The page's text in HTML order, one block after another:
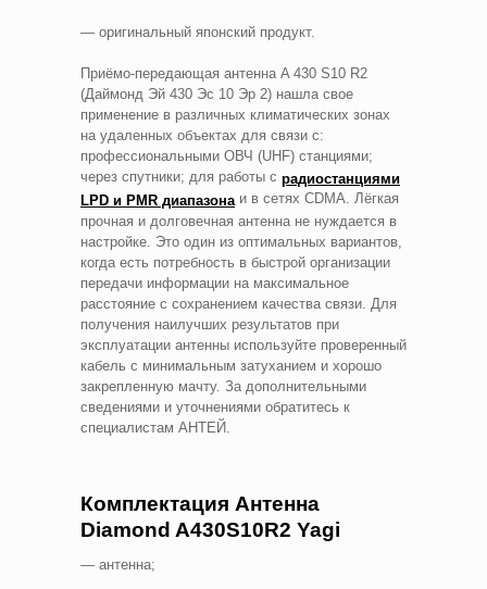
— оригинальный японский продукт.
Приёмо-передающая антенна A 430 S10 R2
(Даймонд Эй 430 Эс 10 Эр 2) нашла свое
применение в различных климатических зонах
на удаленных объектах для связи с:
профессиональными ОВЧ (UHF) станциями;
через спутники; для работы с радиостанциями
LPD и PMR диапазона и в сетях CDMA. Лёгкая
прочная и долговечная антенна не нуждается в
настройке. Это один из оптимальных вариантов,
когда есть потребность в быстрой организации
передачи информации на максимальное
расстояние с сохранением качества связи. Для
получения наилучших результатов при
эксплуатации антенны используйте проверенный
кабель с минимальным затуханием и хорошо
закрепленную мачту. За дополнительными
сведениями и уточнениями обратитесь к
специалистам АНТЕЙ.
Комплектация Антенна
Diamond A430S10R2 Yagi
— антенна;